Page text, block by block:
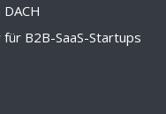
B2B-SaaS-Startups